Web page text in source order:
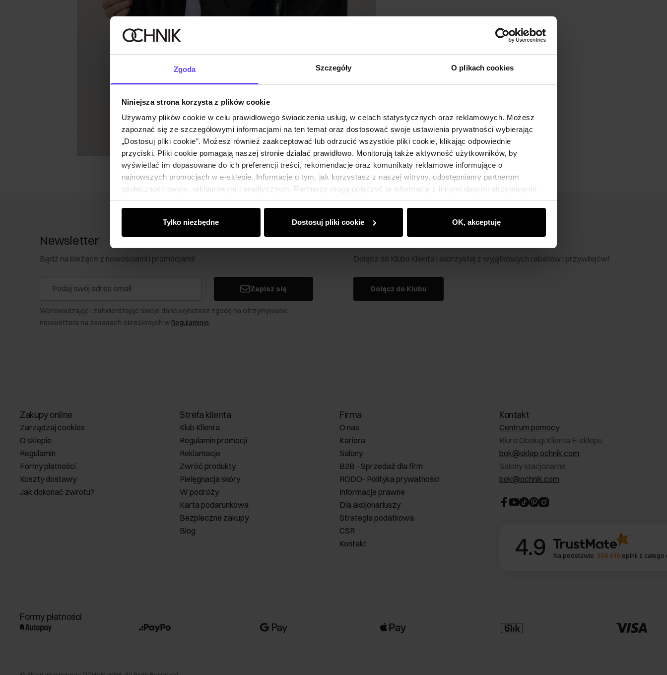
Zgoda Szczegóły O plikach cookies
Niniejsza strona korzysta z plików cookie
Używamy plików cookie w celu prawidłowego świadczenia usług, w celach statystycznych oraz reklamowych. Możesz
zapoznać się ze szczegółowymi informacjami na ten temat oraz dostosować swoje ustawienia prywatności wybierając
„Dostosuj pliki cookie”. Możesz również zaakceptować lub odrzucić wszystkie pliki cookie, klikając odpowiednie
przyciski. Pliki cookie pomagają naszej stronie działać prawidłowo. Monitorują także aktywność użytkowników, by
wyświetlać im dopasowane do ich preferencji treści, rekomendacje oraz komunikaty reklamowe informujące o
najnowszych promocjach w e-sklepie. Informacje o tym, jak korzystasz z naszej witryny, udostępniamy partnerom
społecznościowym, reklamowym i analitycznym. Partnerzy mogą połączyć te informacje z innymi danymi otrzymanymi
od Ciebie lub uzyskanymi podczas korzystania z ich usług.
Tylko niezbędne Dostosuj pliki cookie OK, akceptuję
Newsletter
Bądź na bieżąco z nowościami i promocjami!
Zapisz się
Wprowadzając i zatwierdzając swoje dane wyrażasz zgodę na otrzymywanie
newslettera na zasadach określonych w Regulaminie.
Klub Klienta Ochnik
Dołącz do Klubu Klienta i skorzystaj z wyjątkowych rabatów i przywilejów!
Dołącz do Klubu
Zakupy online
Zarządzaj cookies
O sklepie
Regulamin
Formy płatności
Koszty dostawy
Jak dokonać zwrotu?
Strefa klienta
Klub Klienta
Regulamin promocji
Reklamacje
Zwróć produkty
Pielęgnacja skóry
W podróży
Karta podarunkowa
Bezpieczne zakupy
Blog
Firma
O nas
Kariera
Salony
B2B - Sprzedaż dla firm
RODO- Polityka prywatności
Informacje prawne
Dla akcjonariuszy
Strategia podatkowa
CSR
Kontakt
Kontakt
Centrum pomocy
Biuro Obsługi Klienta E-sklepu
bok@sklep.ochnik.com
Salony stacjonarne
bok@ochnik.com
4.9 Na podstawie 356 616 opinii z
Formy płatności